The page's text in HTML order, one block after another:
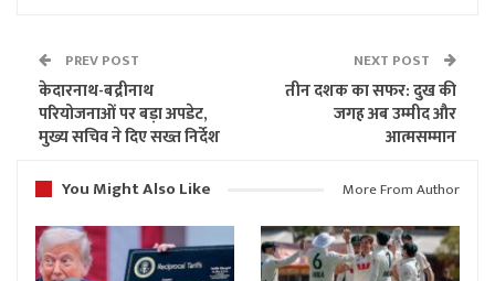
PREV POST
केदारनाथ-बद्रीनाथ
परियोजनाओं पर बड़ा अपडेट,
मुख्य सचिव ने दिए सख्त निर्देश
NEXT POST
तीन दशक का सफर: दुख की
जगह अब उम्मीद और
आत्मसम्मान
You Might Also Like
More From Author